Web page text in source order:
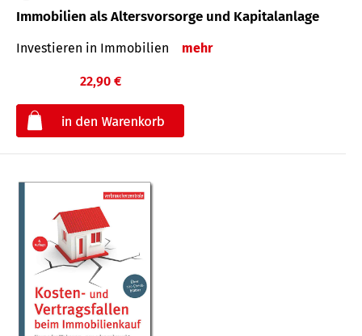
Immobilien als Altersvorsorge und Kapitalanlage
Investieren in Immobilien mehr
22,90 €